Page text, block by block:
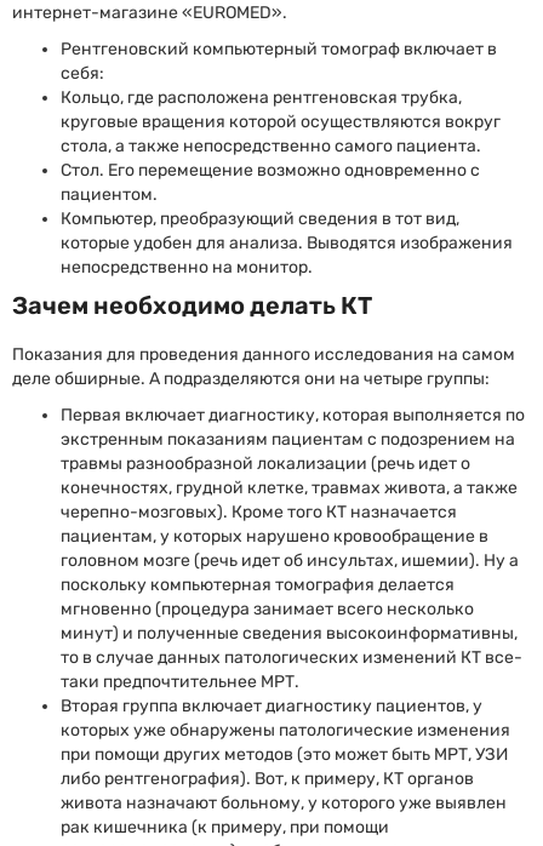
интернет-магазине «EUROMED».
Рентгеновский компьютерный томограф включает в
себя:
Кольцо, где расположена рентгеновская трубка,
круговые вращения которой осуществляются вокруг
стола, а также непосредственно самого пациента.
Стол. Его перемещение возможно одновременно с
пациентом.
Компьютер, преобразующий сведения в тот вид,
которые удобен для анализа. Выводятся изображения
непосредственно на монитор.
Зачем необходимо делать КТ
Показания для проведения данного исследования на самом
деле обширные. А подразделяются они на четыре группы:
Первая включает диагностику, которая выполняется по
экстренным показаниям пациентам с подозрением на
травмы разнообразной локализации (речь идет о
конечностях, грудной клетке, травмах живота, а также
черепно-мозговых). Кроме того КТ назначается
пациентам, у которых нарушено кровообращение в
головном мозге (речь идет об инсультах, ишемии). Ну а
поскольку компьютерная томография делается
мгновенно (процедура занимает всего несколько
минут) и полученные сведения высокоинформативны,
то в случае данных патологических изменений КТ все-
таки предпочтительнее МРТ.
Вторая группа включает диагностику пациентов, у
которых уже обнаружены патологические изменения
при помощи других методов (это может быть МРТ, УЗИ
либо рентгенография). Вот, к примеру, КТ органов
живота назначают больному, у которого уже выявлен
рак кишечника (к примеру, при помощи